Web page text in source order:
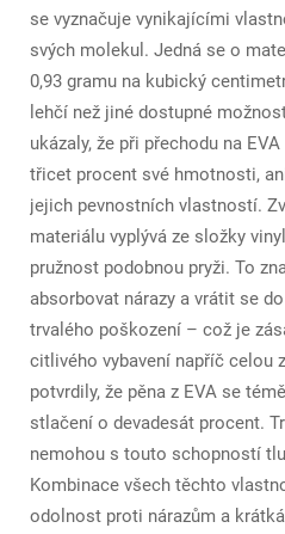
se vyznačuje vynikajícími
svých molekul. Jedná se o
0,93 gramu na kubický
lehčí než jiné dostupné
ukázaly, že při přechodu na
třicet procent své hmotnosti,
jejich pevnostních vlastností.
materiálu vyplývá ze složky
pružnost podobnou pryži. To
absorbovat nárazy a vrátit se
trvalého poškození – což je
citlivého vybavení napříč celou
potvrdily, že pěna z EVA se
stlačení o devadesát procent.
nemohou s touto schopností
Kombinace všech těchto
odolnost proti nárazům a